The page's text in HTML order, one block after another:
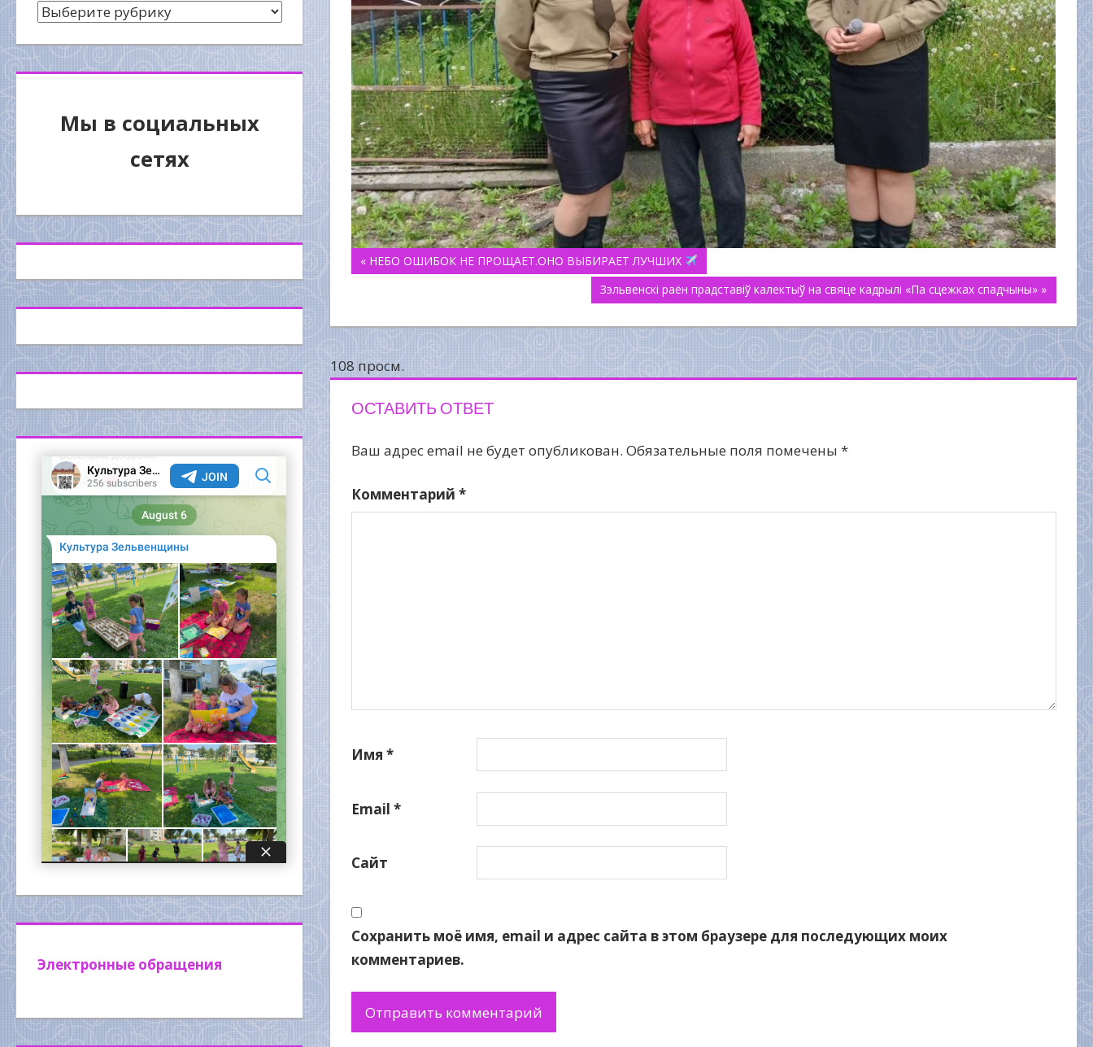
Навигация
записям
« НЕБО ОШИБОК НЕ ПРОЩАЕТ.ОНО ВЫБИРАЕТ ЛУЧШИХ
Зэльвенскі раён прадставіў калектыў на свяце кадрылі «Па сцежках спадчыны» »
108 просм.
ОСТАВИТЬ ОТВЕТ
Ваш адрес email не будет опубликован. Обязательные поля помечены *
Комментарий *
Имя *
Email *
Сайт
Сохранить моё имя, email и адрес сайта в этом браузере для последующих моих
комментариев.
Рубрики
Мы в социальных
сетях
Электронные обращения